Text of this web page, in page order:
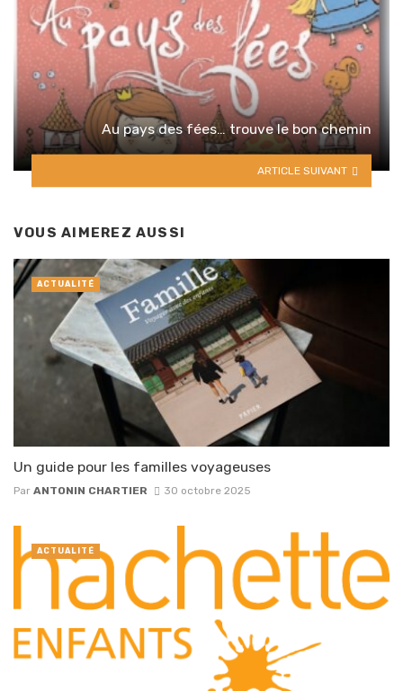
Au pays des fées… trouve le bon chemin
ARTICLE SUIVANT
VOUS AIMEREZ AUSSI
Un guide pour les familles voyageuses
Par ANTONIN CHARTIER 30 octobre 2025
ACTUALITÉ
ACTUALITÉ